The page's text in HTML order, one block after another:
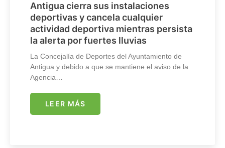
Antigua cierra sus instalaciones
deportivas y cancela cualquier
actividad deportiva mientras persista
la alerta por fuertes lluvias
La Concejalía de Deportes del Ayuntamiento de
Antigua y debido a que se mantiene el aviso de la
Agencia…
LEER MÁS